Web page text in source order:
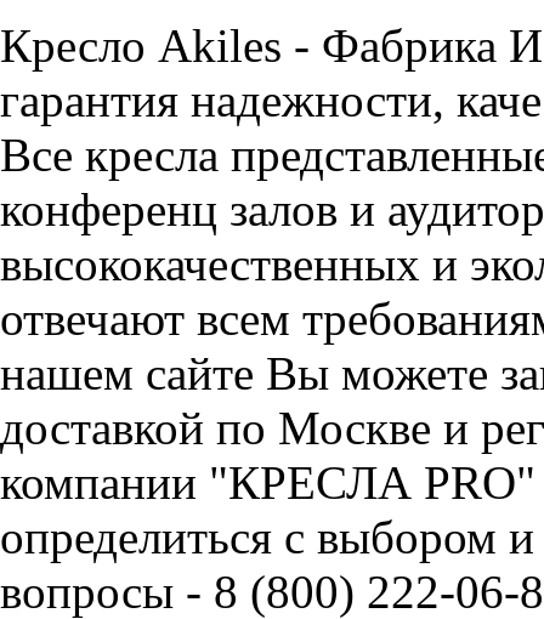
Кресло Akiles - Фабрика
гарантия надежности,
Все кресла
конференц залов и
высококачественных и
отвечают всем
нашем сайте Вы можете
доставкой по Москве и
компании "КРЕСЛА PRO"
определиться с выбором
вопросы - 8 (800) 222-06-